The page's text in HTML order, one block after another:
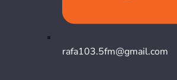
rafa103.5fm@gmail.com